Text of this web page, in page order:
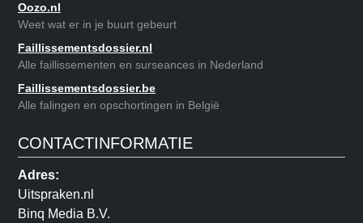
Oozo.nl
Weet wat er in je buurt gebeurt
Faillissementsdossier.nl
Alle faillissementen en surseances in Nederland
Faillissementsdossier.be
Alle falingen en opschortingen in België
CONTACTINFORMATIE
Adres:
Uitspraken.nl
Binq Media B.V.